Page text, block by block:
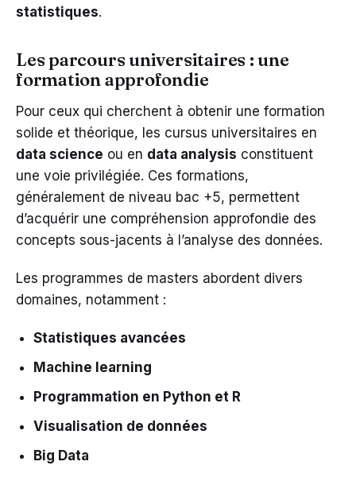
statistiques.
Les parcours universitaires : une
formation approfondie
Pour ceux qui cherchent à obtenir une formation
solide et théorique, les cursus universitaires en
data science ou en data analysis constituent
une voie privilégiée. Ces formations,
généralement de niveau bac +5, permettent
d’acquérir une compréhension approfondie des
concepts sous-jacents à l’analyse des données.
Les programmes de masters abordent divers
domaines, notamment :
Statistiques avancées
Machine learning
Programmation en Python et R
Visualisation de données
Big Data